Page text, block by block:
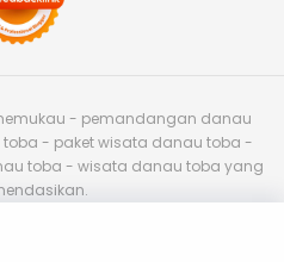
- pemandangan danau
- paket wisata danau toba -
toba - wisata danau toba yang